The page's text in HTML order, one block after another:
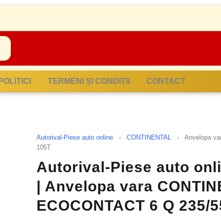
POLITICI TERMENI ȘI CONDIȚII CONTACT
Autorival-Piese auto online › CONTINENTAL ›
Anvelopa
105T
Autorival-Piese auto
| Anvelopa vara
ECOCONTACT 6 Q 235/